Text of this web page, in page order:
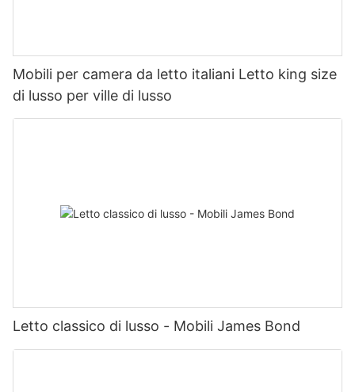
Mobili per camera da letto italiani Letto king size
di lusso per ville di lusso
Letto classico di lusso - Mobili James Bond